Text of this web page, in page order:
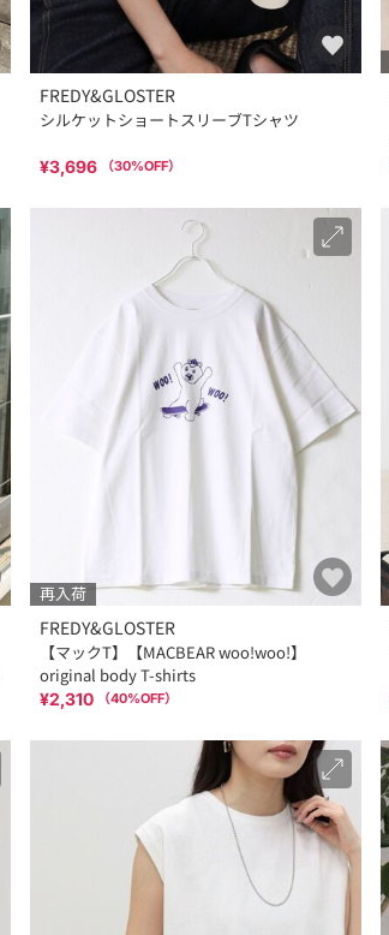
FREDY&GLOSTER
シルケットショートスリーブTシャツ
¥3,696 （30%OFF）
再入荷
FREDY&GLOSTER
【マックT】【MACBEAR woo!woo!】
original body T-shirts
¥2,310 （40%OFF）